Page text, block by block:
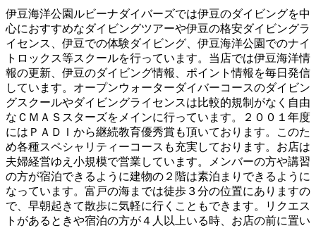
伊豆海洋公園ルビーナダイバーズでは伊豆のダイビングを中
心におすすめなダイビングツアーや伊豆の格安ダイビングラ
イセンス、伊豆での体験ダイビング、伊豆海洋公園でのナイ
トロックス等スクールを行っています。当店では伊豆海洋情
報の更新、伊豆のダイビング情報、ポイント情報を毎日発信
しています。オープンウォーターダイバーコースのダイビン
グスクールやダイビングライセンスは比較的規制がなく自由
なＣＭＡＳスターズをメインに行っています。２００１年度
にはＰＡＤＩから継続教育優秀賞も頂いております。このた
め各種スペシャリティーコースも充実しております。お店は
夫婦経営ゆえ小規模で営業しています。メンバーの方や講習
の方が宿泊できるように建物の２階は素泊まりできるように
なっています。富戸の海までは徒歩３分の位置にありますの
で、早朝起きて散歩に気軽に行くこともできます。リクエス
トがあるときや宿泊の方が４人以上いる時、お店の前に置い